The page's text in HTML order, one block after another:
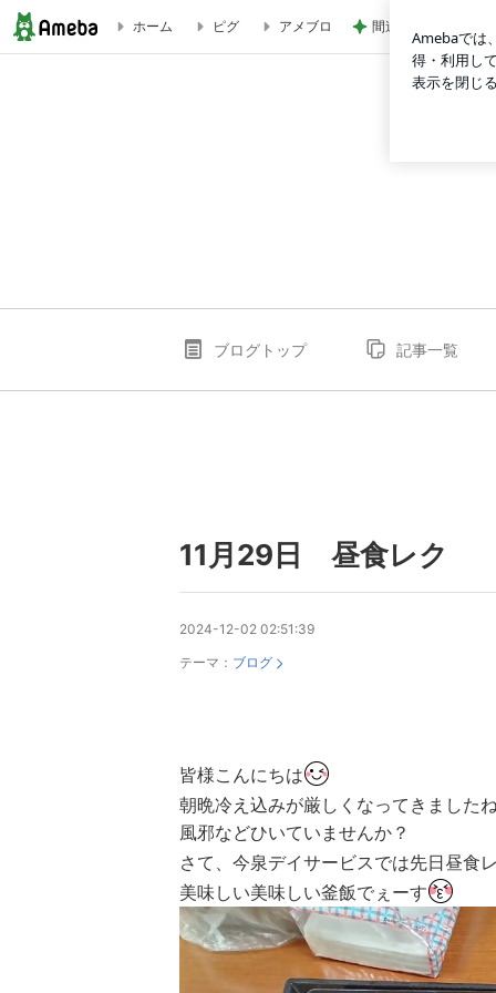
ホーム ピグ アメブロ 間違いないお買い
ブログトップ 記事一覧
11月29日 昼食レク
2024-12-02 02:51:39
テーマ： ブログ
皆様こんにちは
朝晩冷え込みが厳しくなってきました
風邪などひいていませんか？
さて、今泉デイサービスでは先日昼食
美味しい美味しい釜飯でぇーす